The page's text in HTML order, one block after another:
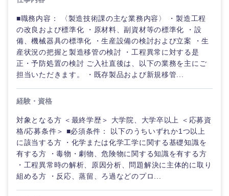
技術職
（IT）、
Webサー
ビス・制
作、ゲー
ム
技
職
（モ
ノ
づ
く
り）
金融専門職
メディカル
不動産専門職
建設・施工管理
事務職
その他
IT・通信
WEBサービス
コンサル・シンクタンク
広告・宣伝・印刷
マスメディア
完全週休2日制 社宅・家賃補助有
■職務内容： 〈製造技術課の主な業務内容〉 ・製造工程
の改良および標準化 ・原材料、副資材等の標準化 ・設
備、機械器具の標準化 ・生産設備の検討および立案 ・生
産状況の把握と製造移管の検討 ・工程異常に対する是
正・予防処置の検討 ご入社直後は、以下の業務を主にご
担当いただきます。 ・既存製品および新規移管...
経験・資格
対象となる方 ＜最終学歴＞ 大学院、大学卒以上 ＜応募資
格/応募条件＞ ■必須条件： 以下のうちいずれか1つ以上
に該当する方 ・化学または化学工学に関する基礎知識を
有する方 ・毒物・劇物、危険物に関する知識を有する方
・工程異常時の解析、原因分析、問題解決に主体的に取り
組める方 ・反応、蒸留、ろ過などのプロ...